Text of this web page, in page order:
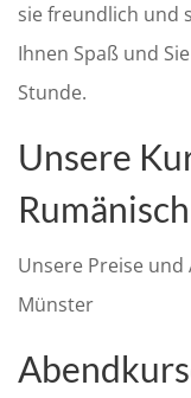
sie freundlich und
Ihnen Spaß und
Stunde.
Unsere
Unsere Preise
Münster